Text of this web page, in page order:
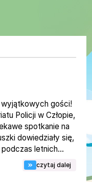
4
wyjątkowych gości!
Policji w Człopie,
spotkanie na
dowiedziały się,
letnich...
czytaj dalej